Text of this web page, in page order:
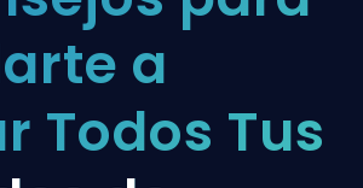
a
Todos Tus